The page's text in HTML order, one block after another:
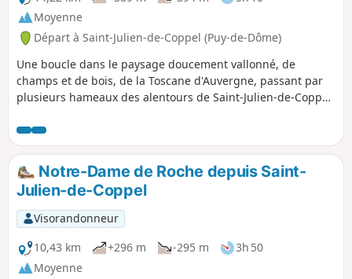
Moyenne
Départ à Saint-Julien-de-Coppel (Puy-de-Dôme)
Une boucle dans le paysage doucement vallonné, de
champs et de bois, de la Toscane d'Auvergne, passant par
plusieurs hameaux des alentours de Saint-Julien-de-Coppel,
basaltique surmonté d'une petite chapelle romane et
offrant un très joli panorama.
Notre-Dame de Roche depuis Saint-
Julien-de-Coppel
Visorandonneur
10,43 km
+296 m -295 m
3h 50
Moyenne